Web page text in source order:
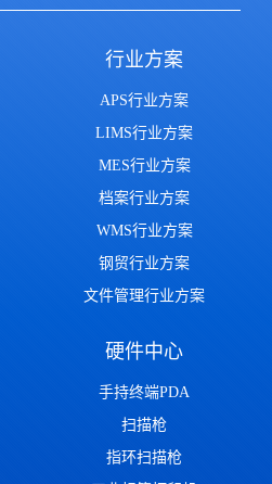
行业方案
APS行业方案
LIMS行业方案
MES行业方案
档案行业方案
WMS行业方案
钢贸行业方案
文件管理行业方案
硬件中心
手持终端PDA
扫描枪
指环扫描枪